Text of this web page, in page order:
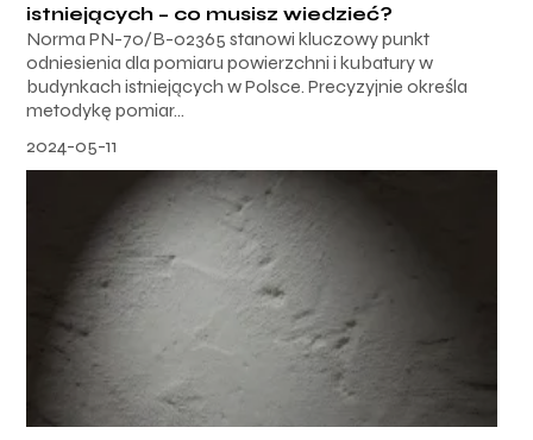
istniejących – co musisz wiedzieć?
Norma PN-70/B-02365 stanowi kluczowy punkt
odniesienia dla pomiaru powierzchni i kubatury w
budynkach istniejących w Polsce. Precyzyjnie określa
metodykę pomiar...
2024-05-11